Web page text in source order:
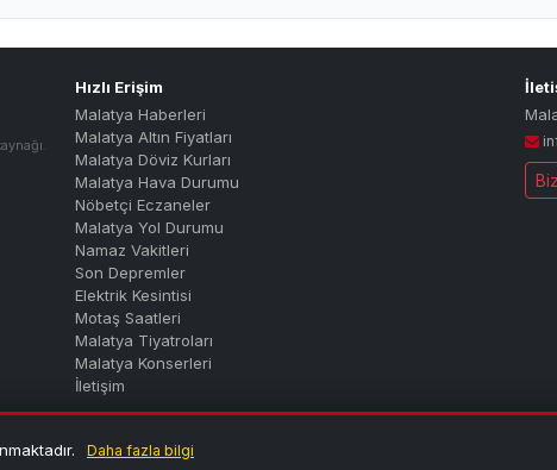
Hızlı Erişim
Malatya Haberleri
Malatya Altın Fiyatları
Malatya Döviz Kurları
Malatya Hava Durumu
Nöbetçi Eczaneler
Malatya Yol Durumu
Namaz Vakitleri
Son Depremler
Elektrik Kesintisi
Motaş Saatleri
Malatya Tiyatroları
Malatya Konserleri
İletişim
| Malatya'nın dijital haber ve bilgi portalı
Daha fazla bilgi